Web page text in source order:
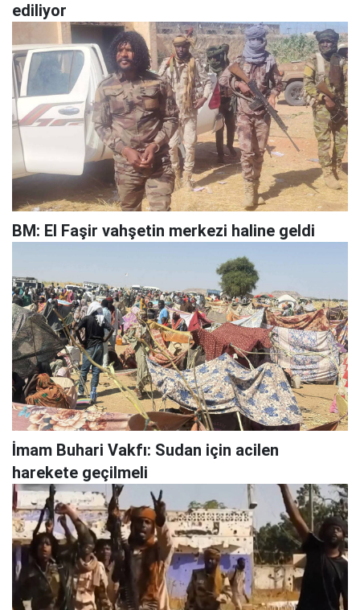
ediliyor
BM: El Faşir vahşetin merkezi haline geldi
İmam Buhari Vakfı: Sudan için acilen
harekete geçilmeli